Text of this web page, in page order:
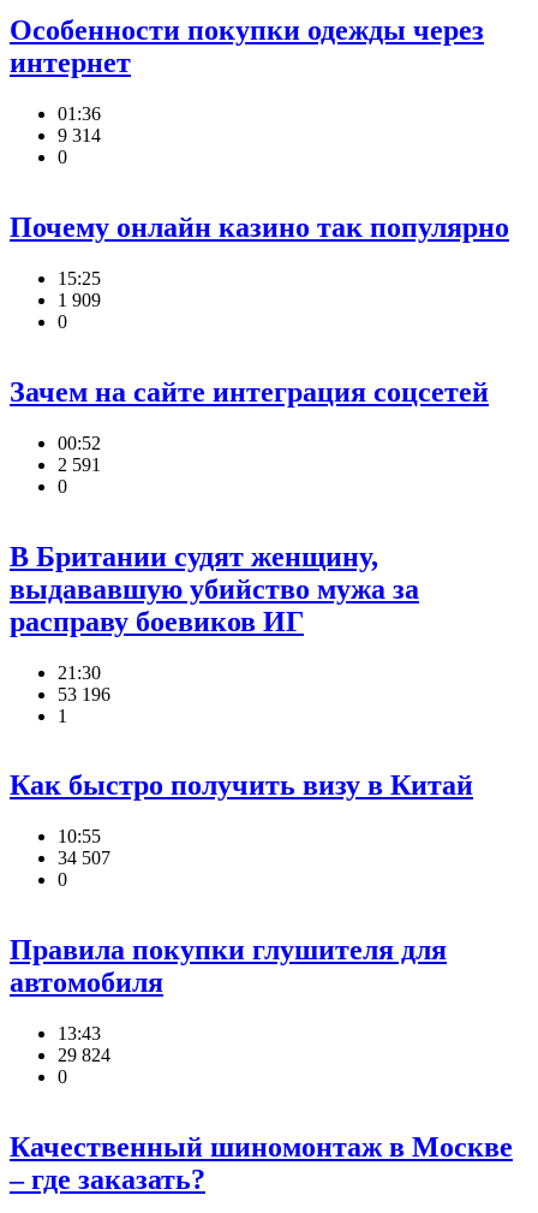
Особенности покупки одежды через
интернет
01:36
9 314
0
Почему онлайн казино так популярно
15:25
1 909
0
Зачем на сайте интеграция соцсетей
00:52
2 591
0
В Британии судят женщину,
выдававшую убийство мужа за
расправу боевиков ИГ
21:30
53 196
1
Как быстро получить визу в Китай
10:55
34 507
0
Правила покупки глушителя для
автомобиля
13:43
29 824
0
Качественный шиномонтаж в Москве
– где заказать?